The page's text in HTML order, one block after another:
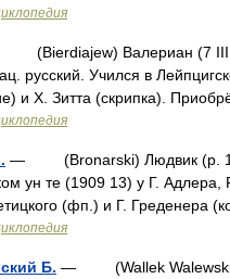
Валериан (7 III
русский. Учился в
и X. Зитта (скрипка).
— (Bronarski) Людвик (р. 13
ун те (1909 13) у Г.
(фп.) и Г. Греденера
Б. — (Wallek Walewski)